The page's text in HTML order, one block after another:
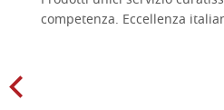
competenza. Eccellenza